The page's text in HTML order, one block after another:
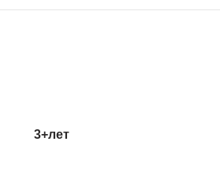
3+лет